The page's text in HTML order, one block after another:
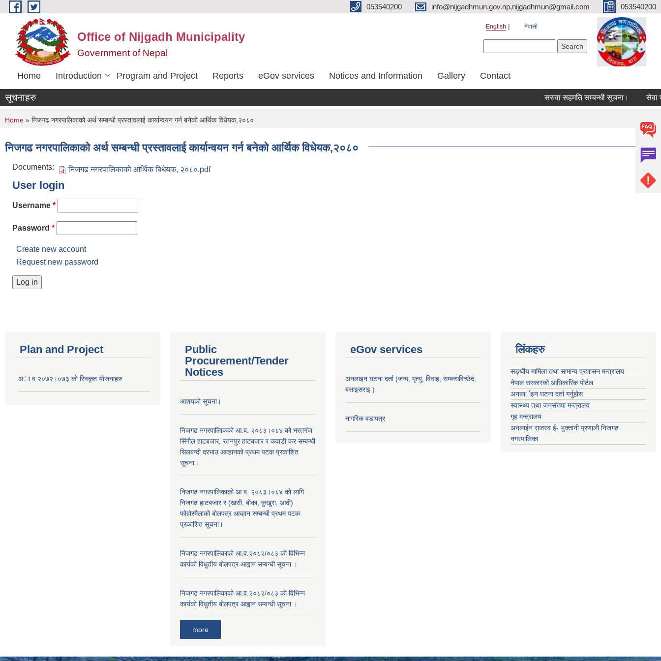
Skip to main content 053540200 info@nijgadhmun.gov.np,nijgadhmun@gmail.com 053540200
Office of Nijgadh Municipality
Government of Nepal
English नेपाली
Home Introduction Program and Project Reports eGov services Notices and Information Gallery Contact
सूचनाहरु सरुवा सहमति सम्बन्धी सूचना। सेवा
You are here
Home » निजगढ नगरपालिकाको अर्थ सम्बन्धी प्रस्तावलाई कार्यान्वयन गर्न बनेको आर्थिक विधेयक,२०८०
निजगढ नगरपालिकाको अर्थ सम्बन्धी प्रस्तावलाई कार्यान्वयन गर्न बनेको आर्थिक विधेयक,२०८०
Documents: निजगढ नगरपालिकाको आर्थिक बिधेयक, २०८०.pdf
User login
Username *
Password *
Create new account
Request new password
Plan and Project
अा व २०७२।०७३ काे स्विकृत याेजनाहरु
Public
Procurement/Tender
Notices
आशयको सूचना।
निजगढ नगरपालिाकको आ.ब. २०८३।०८४ को भरतगंज
सिंगौल हाटबजार, रतनपुर हाटबजार र कवाडी कर सम्बन्धी
सिलबन्दी दरभाउ आव्हानको प्रथम पटक प्रकाशित
सूचना।
निजगढ नगरपालिकाको आ.ब. २०८३।०८४ को लागि
निजगढ हाटबजार र (खसी, बोका, कुखुरा, आदी)
फोहोरमैलाको बोलपत्र आव्हान सम्बन्धी प्रथम पटक
प्रकाशित सूचना।
निजगढ नगरपालिकाको आ.व.२०८२/०८३ को विभिन्न
कार्यको विधुतीय बोलपत्र आह्वान सम्बन्धी सूचना ।
निजगढ नगरपालिकाको आ.व.२०८२/०८३ को विभिन्न
कार्यको विधुतीय बोलपत्र आह्वान सम्बन्धी सूचना ।
more
eGov services
अनलाइन घटना दर्ता (जन्म, मृत्यु, विवाह, सम्बन्धविच्छेद,
बसाइसराइ )
नागरिक वडापत्र
लिंकहरु
सङ्‍घीय मामिला तथा सामान्य प्रशासन मन्त्रालय
नेपाल सरकारको आधिकारिक पोर्टल
अनलार्इन घटना दर्ता गर्नुहोस
स्वास्थ्य तथा जनसंख्या मन्त्रालय
गृह मन्त्रालय
अनलाईन राजस्व ई- भुक्तानी प्रणाली निजगढ
नगरपालिका